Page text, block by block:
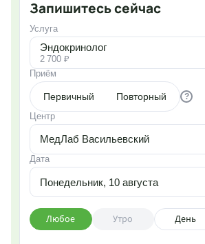
Запишитесь сейчас
Услуга
Эндокринолог
2 700 ₽
Приём
Первичный Повторный ?
Центр
МедЛаб Васильевский
Дата
Понедельник, 10 августа
Любое Утро День